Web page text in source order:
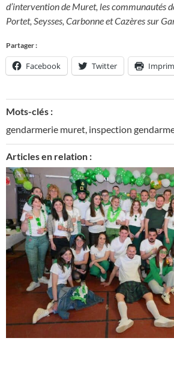
d’intervention de Muret, les communautés
Portet, Seysses, Carbonne et Cazères sur
Partager :
Facebook Twitter
Mots-clés :
gendarmerie muret inspection
Articles en relation :